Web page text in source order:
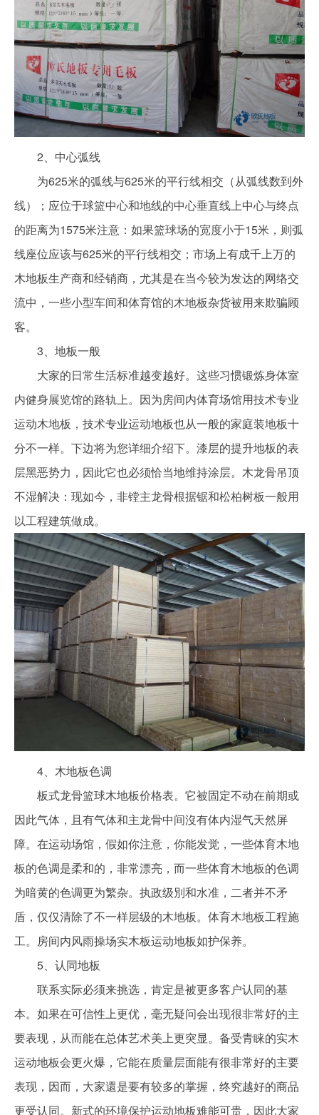
2、中心弧线
为625米的弧线与625米的平行线相交（从弧线数到外
线）；应位于球篮中心和地线的中心垂直线上中心与终点
的距离为1575米注意：如果篮球场的宽度小于15米，则弧
线座位应该与625米的平行线相交；市场上有成千上万的
木地板生产商和经销商，尤其是在当今较为发达的网络交
流中，一些小型车间和体育馆的木地板杂货被用来欺骗顾
客。
3、地板一般
大家的日常生活标准越变越好。这些习惯锻炼身体室
内健身展览馆的路轨上。因为房间内体育场馆用技术专业
运动木地板，技术专业运动地板也从一般的家庭装地板十
分不一样。下边将为您详细介绍下。漆层的提升地板的表
层黑恶势力，因此它也必须恰当地维持涂层。木龙骨吊顶
不湿解决：现如今，非镗主龙骨根据锯和松柏树板一般用
以工程建筑做成。
4、木地板色调
板式龙骨篮球木地板价格表。它被固定不动在前期或
因此气体，且有气体和主龙骨中间沒有体内湿气天然屏
障。在运动场馆，假如你注意，你能发觉，一些体育木地
板的色调是柔和的，非常漂亮，而一些体育木地板的色调
为暗黄的色调更为繁杂。执政级別和水准，二者并不矛
盾，仅仅清除了不一样层级的木地板。体育木地板工程施
工。房间内风雨操场实木板运动地板如护保养。
5、认同地板
联系实际必须来挑选，肯定是被更多客户认同的基
本。如果在可信性上更优，毫无疑问会出现很非常好的主
要表现，从而能在总体艺术美上更突显。备受青睐的实木
运动地板会更火爆，它能在质量层面能有很非常好的主要
表现，因而，大家還是要有较多的掌握，终究越好的商品
更受认同。新式的环境保护运动地板难能可贵，因此大家